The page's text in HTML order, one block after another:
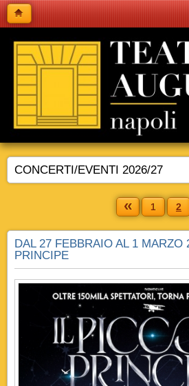
CONCERTI/EVENTI 2026/27
« 1 2
DAL 27 FEBBRAIO AL 1 MARZO
PRINCIPE